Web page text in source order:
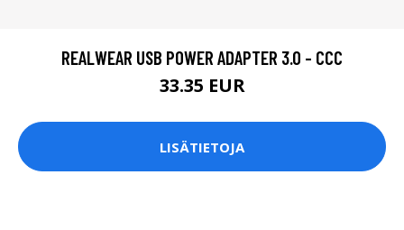
REALWEAR USB POWER ADAPTER 3.0 - CCC
33.35 EUR
LISÄTIETOJA